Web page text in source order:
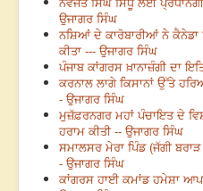
ਉਜਾਗਰ ਸਿੰਘ
ਨਸ਼ਿਆਂ ਦੇ ਕਾਰੋਬਾਰੀਆਂ ਨੇ
ਕੀਤਾ --- ਉਜਾਗਰ ਸਿੰਘ
ਪੰਜਾਬ ਕਾਂਗਰਸ ਖ਼ਾਨਾਜ਼ੰਗੀ ਦਾ
ਕਰਨਾਲ ਲਾਗੇ ਕਿਸਾਨਾਂ ਉੱਤੇ
- ਉਜਾਗਰ ਸਿੰਘ
ਮੁਜ਼ੱਫ਼ਰਨਗਰ ਮਹਾਂ ਪੰਚਾਇਤ ਦੇ
ਹਰਾਮ ਕੀਤੀ -- ਉਜਾਗਰ ਸਿੰਘ
ਸਮਾਲਸਰ ਮੇਰਾ ਪਿੰਡ (ਜੱਗੀ
- ਉਜਾਗਰ ਸਿੰਘ
ਕਾਂਗਰਸ ਹਾਈ ਕਮਾਂਡ ਹਮੇਸ਼ਾ